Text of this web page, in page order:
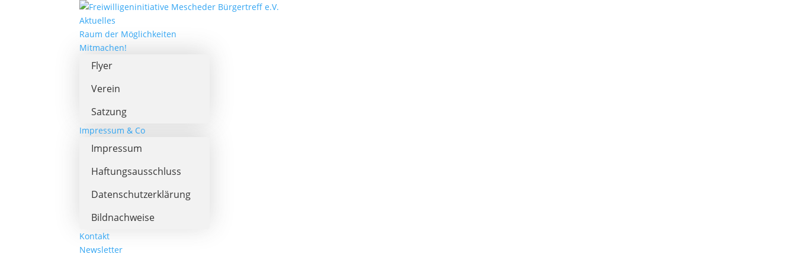
Aktuelles
Raum der Möglichkeiten
Mitmachen!
Flyer
Verein
Satzung
Impressum & Co
Impressum
Haftungsausschluss
Datenschutzerklärung
Bildnachweise
Kontakt
Newsletter